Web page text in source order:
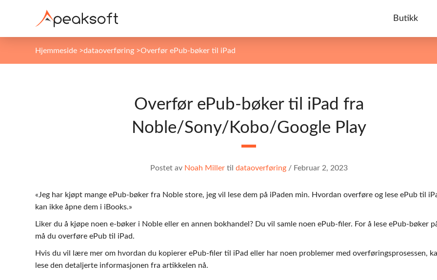
Butikk
Hjemmeside >dataoverføring >Overfør ePub-bøker til iPad
Overfør ePub-bøker til iPad fra
Noble/Sony/Kobo/Google Play
Postet av Noah Millertil dataoverføring/ Februar 2, 2023
«Jeg har kjøpt mange ePub-bøker fra Noble store, jeg vil lese dem på iPaden min. Hvordan overføre og lese ePub til
kan ikke åpne dem i iBooks.»
Liker du å kjøpe noen e-bøker i Noble eller en annen bokhandel? Du vil samle noen ePub-filer. For å lese ePub-bøker
må du overføre ePub til iPad.
Hvis du vil lære mer om hvordan du kopierer ePub-filer til iPad eller har noen problemer med overføringsprosessen,
lese den detaljerte informasjonen fra artikkelen nå.